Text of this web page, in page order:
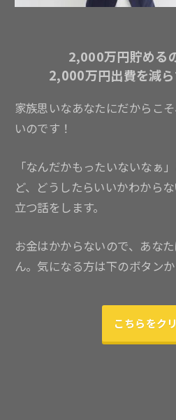
2,000万円貯める
2,000万円出費を減
家族思いなあなたにだからこ
いのです！
「なんだかもったいないなぁ
ど、どうしたらいいかわから
立つ話をします。
お金はかからないので、あな
ん。気になる方は下のボタンか
こちらをク